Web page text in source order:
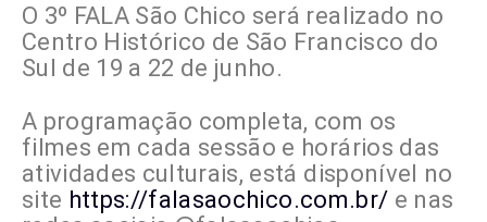
O 3º FALA São Chico será realizado no
Centro Histórico de São Francisco do
Sul de 19 a 22 de junho.
A programação completa, com os
filmes em cada sessão e horários das
atividades culturais, está disponível no
site https://falasaochico.com.br/ e nas